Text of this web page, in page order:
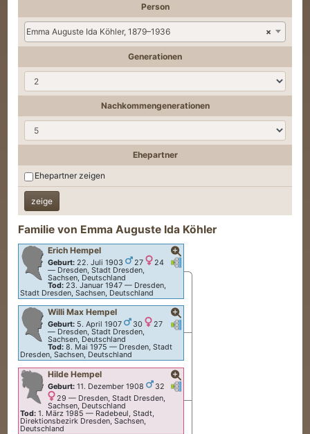
Person
×
Emma Auguste Ida Köhler, 1879–1936
Generationen
Nachkommengenerationen
Ehepartner
Ehepartner zeigen
Familie von Emma Auguste Ida Köhler
Verknüpfungen
ErichHempel
Geburt: 22. Juli 1903 27
24
— Dresden, Stadt Dresden,
Sachsen, Deutschland
Tod: 23. Januar 1947 — Dresden,
Stadt Dresden, Sachsen, Deutschland
Verknüpfungen
Willi MaxHempel
Geburt: 5. April 1907 30
27
— Dresden, Stadt Dresden,
Sachsen, Deutschland
Tod: 8. Mai 1975 — Dresden, Stadt
Dresden, Sachsen, Deutschland
Verknüpfungen
Verknüpfungen
HildeHempel
Geburt: 11. Dezember 1908
32
29 — Dresden, Stadt Dresden,
Sachsen, Deutschland
Tod: 1. März 1985 — Radebeul, Stadt,
Direktionsbezirk Dresden, Sachsen,
Deutschland